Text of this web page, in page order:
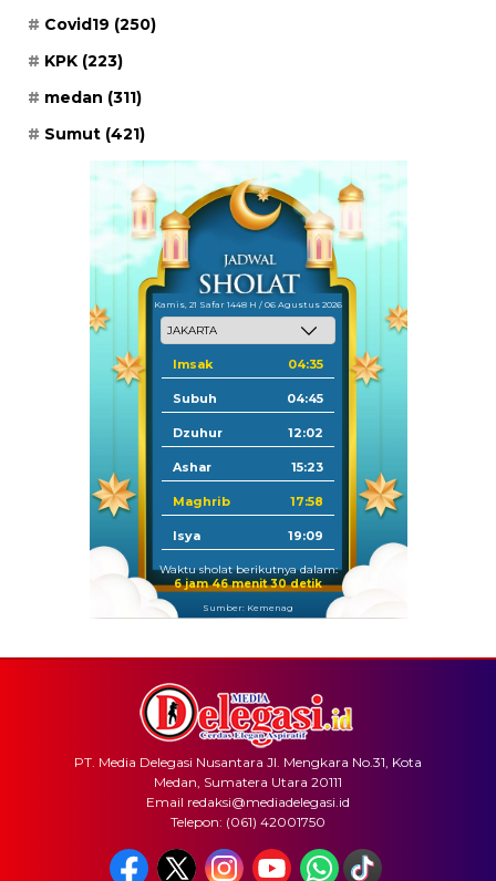
Covid19 (250)
KPK (223)
medan (311)
Sumut (421)
Kamis, 21 Safar 1448 H / 06 Agustus 2026
Imsak 04:35
Subuh 04:45
Dzuhur 12:02
Ashar 15:23
Maghrib 17:58
Isya 19:09
Waktu sholat berikutnya dalam:
6 jam 46 menit 30 detik
Sumber: Kemenag
PT. Media Delegasi Nusantara Jl. Mengkara No.31, Kota
Medan, Sumatera Utara 20111
Email redaksi@mediadelegasi.id
Telepon: (061) 42001750